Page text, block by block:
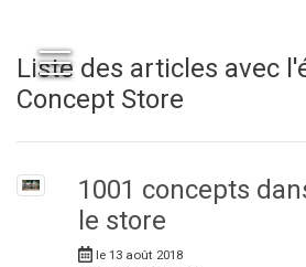
Liste des articles avec
Concept Store
1001 concepts
le store
le 13 août 2018